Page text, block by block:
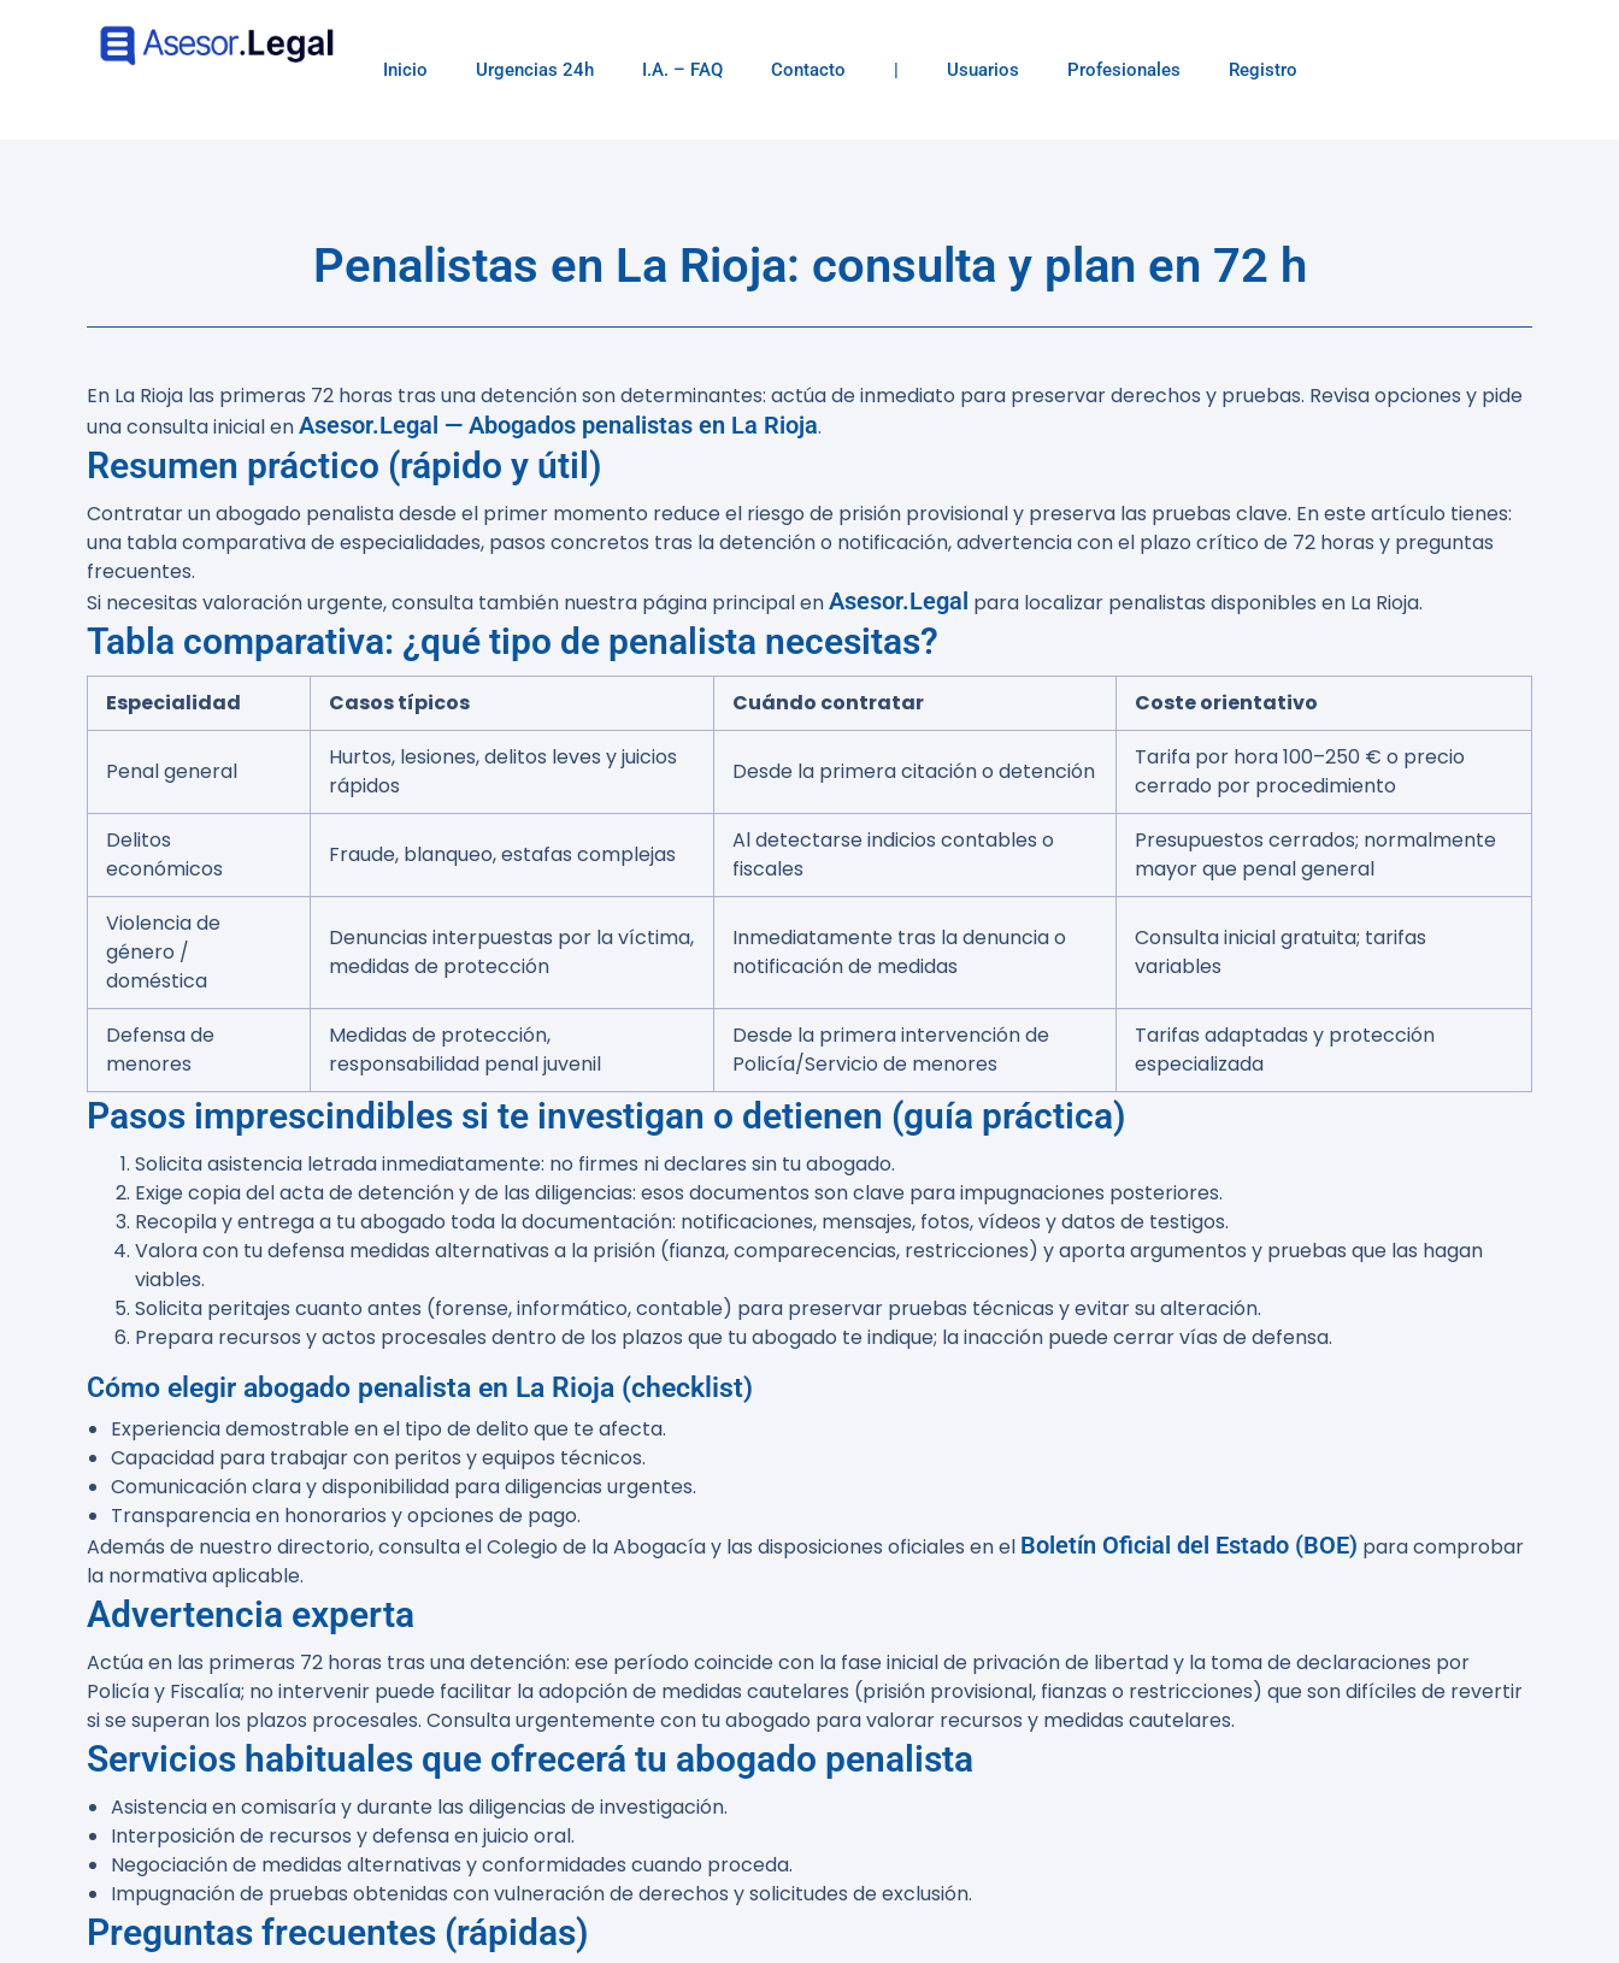
Inicio Urgencias 24h I.A. – FAQ Contacto | Usuarios Profesionales Registro
Penalistas en La Rioja: consulta y plan en 72 h
En La Rioja las primeras 72 horas tras una detención son determinantes: actúa de inmediato para preservar derechos y pruebas. Revisa opciones y pide
una consulta inicial enAsesor.Legal — Abogados penalistas en La Rioja.
Resumen práctico (rápido y útil)
Contratar un abogado penalista desde el primer momento reduce el riesgo de prisión provisional y preserva las pruebas clave. En este artículo tienes:
una tabla comparativa de especialidades, pasos concretos tras la detención o notificación, advertencia con el plazo crítico de 72 horas y preguntas
frecuentes.
Si necesitas valoración urgente, consulta también nuestra página principal enAsesor.Legal para localizar penalistas disponibles en La Rioja.
Tabla comparativa: ¿qué tipo de penalista necesitas?
Especialidad Casos típicos Cuándo contratar Coste orientativo
Penal general
Hurtos, lesiones, delitos leves y juicios
rápidos
Desde la primera citación o detención
Tarifa por hora 100–250 € o precio
cerrado por procedimiento
Delitos
económicos
Fraude, blanqueo, estafas complejas
Al detectarse indicios contables o
fiscales
Presupuestos cerrados; normalmente
mayor que penal general
Violencia de
género /
doméstica
Denuncias interpuestas por la víctima,
medidas de protección
Inmediatamente tras la denuncia o
notificación de medidas
Consulta inicial gratuita; tarifas
variables
Defensa de
menores
Medidas de protección,
responsabilidad penal juvenil
Desde la primera intervención de
Policía/Servicio de menores
Tarifas adaptadas y protección
especializada
Pasos imprescindibles si te investigan o detienen (guía práctica)
Solicita asistencia letrada inmediatamente: no firmes ni declares sin tu abogado.
Exige copia del acta de detención y de las diligencias: esos documentos son clave para impugnaciones posteriores.
Recopila y entrega a tu abogado toda la documentación: notificaciones, mensajes, fotos, vídeos y datos de testigos.
Valora con tu defensa medidas alternativas a la prisión (fianza, comparecencias, restricciones) y aporta argumentos y pruebas que las hagan
viables.
Solicita peritajes cuanto antes (forense, informático, contable) para preservar pruebas técnicas y evitar su alteración.
Prepara recursos y actos procesales dentro de los plazos que tu abogado te indique; la inacción puede cerrar vías de defensa.
Cómo elegir abogado penalista en La Rioja (checklist)
Experiencia demostrable en el tipo de delito que te afecta.
Capacidad para trabajar con peritos y equipos técnicos.
Comunicación clara y disponibilidad para diligencias urgentes.
Transparencia en honorarios y opciones de pago.
Además de nuestro directorio, consulta el Colegio de la Abogacía y las disposiciones oficiales en el Boletín Oficial del Estado (BOE) para comprobar
la normativa aplicable.
Advertencia experta
Actúa en las primeras 72 horas tras una detención: ese período coincide con la fase inicial de privación de libertad y la toma de declaraciones por
Policía y Fiscalía; no intervenir puede facilitar la adopción de medidas cautelares (prisión provisional, fianzas o restricciones) que son difíciles de revertir
si se superan los plazos procesales. Consulta urgentemente con tu abogado para valorar recursos y medidas cautelares.
Servicios habituales que ofrecerá tu abogado penalista
Asistencia en comisaría y durante las diligencias de investigación.
Interposición de recursos y defensa en juicio oral.
Negociación de medidas alternativas y conformidades cuando proceda.
Impugnación de pruebas obtenidas con vulneración de derechos y solicitudes de exclusión.
Preguntas frecuentes (rápidas)